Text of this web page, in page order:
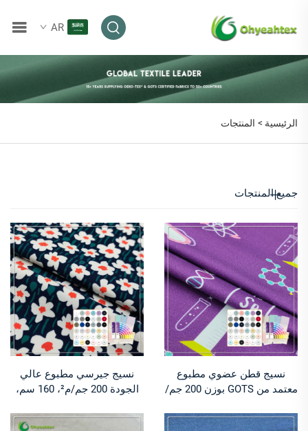
AR
المنتجات
الرئيسية > المنتجات
جميع المنتجات
نسيج قطن عضوي مطبوع
معتمد من GOTS بوزن 200 جم/
الأطفال
نسيج جيرسي مطبوع عالي
الجودة 200 جم/م²، 160 سم،
و5% سباندكس، مناسب لصنع